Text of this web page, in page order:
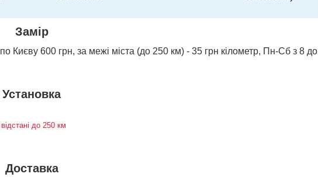
Замір
Києву 600 грн, за межі міста (до 250 км) - 35 грн кілометр, Пн-Сб з 8 до
Установка
до 250 км
Доставка